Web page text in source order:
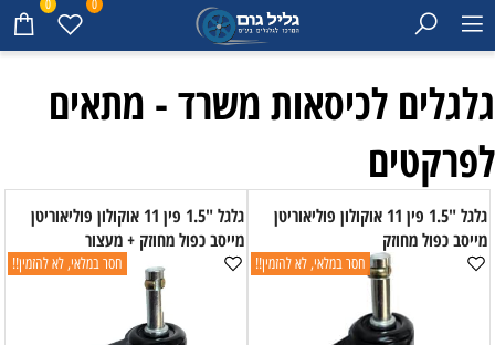
0 0
גלגלים לכיסאות משרד - מתאים
לפרקטים
גלגל "1.5 פין 11 אוקולון פוליאוריטן
מייסב כפול מחוזק
חסר במלאי, לא להזמין!!
גלגל "1.5 פין 11 אוקולון פוליאוריטן
מייסב כפול מחוזק + מעצור
חסר במלאי, לא להזמין!!